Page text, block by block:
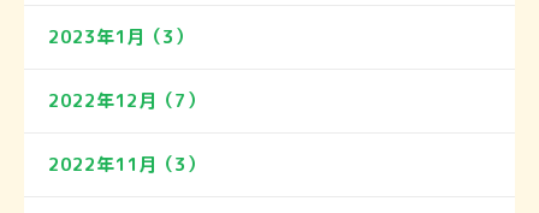
2023年1月（3）
2022年12月（7）
2022年11月（3）